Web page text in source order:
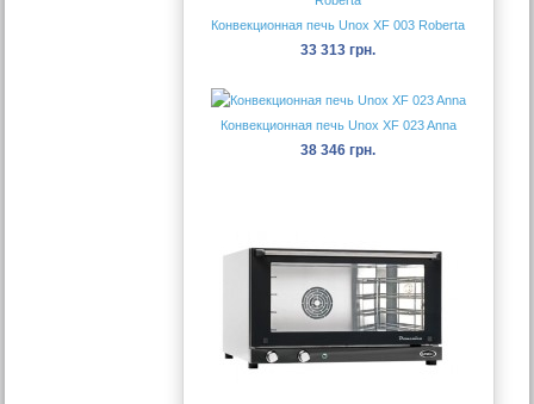
Конвекционная печь Unox XF 003 Roberta
33 313 грн.
Конвекционная печь Unox XF 023 Anna
38 346 грн.